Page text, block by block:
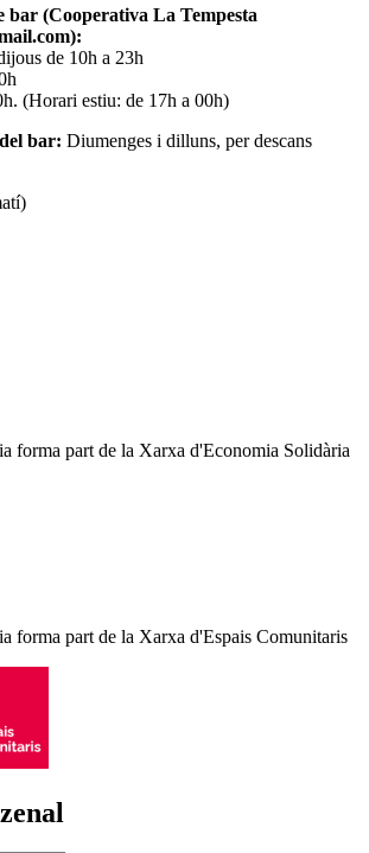
bar (Cooperativa La Tempesta
de 10h a 23h
(Horari estiu: de 17h a 00h)
bar: Diumenges i dilluns, per descans
forma part de la Xarxa d'Economia Solidària
forma part de la Xarxa d'Espais Comunitaris